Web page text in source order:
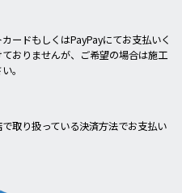
ードもしくはPayPayにてお支払いく
おりませんが、ご希望の場合は施工
。
取り扱っている決済方法でお支払い